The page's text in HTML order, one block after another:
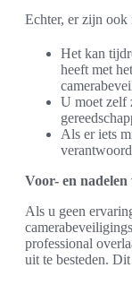
Echter, er zijn ook
Het kan
heeft met
U moet zelf
Als er iets
Voor- en nadelen
Als u geen
professional
uit te besteden.